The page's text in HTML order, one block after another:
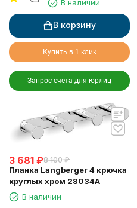
В наличии
В корзину
Купить в 1 клик
Запрос счета для юрлиц
3 681 ₽8 100 ₽
Планка Langberger 4 крючка
круглых хром 28034A
В наличии